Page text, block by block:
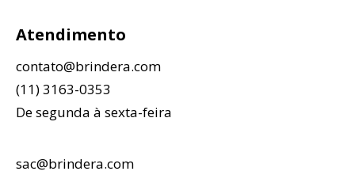
Atendimento
contato@brindera.com
(11) 3163-0353
De segunda à sexta-feira
sac@brindera.com